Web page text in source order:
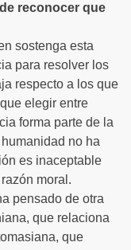
reconocer que
sostenga esta
para resolver los
respecto a los que
elegir entre
forma parte de la
no ha
es inaceptable
moral.
pensado de otra
que relaciona
que